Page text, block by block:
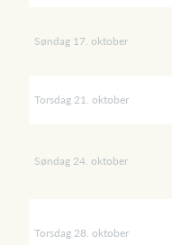
Søndag 17. oktober
Torsdag 21. oktober
Søndag 24. oktober
Torsdag 28. oktober